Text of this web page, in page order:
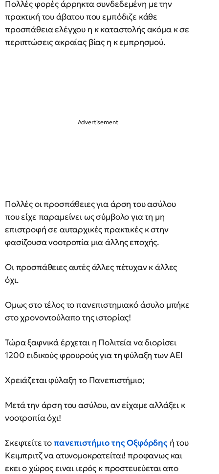
Πολλές φορές άρρηκτα συνδεδεμένη με την
πρακτική του άβατου που εμπόδιζε κάθε
προσπάθεια ελέγχου η κ καταστολής ακόμα κ σε
περιπτώσεις ακραίας βίας η κ εμπρησμού.
Πολλές οι προσπάθειες για άρση του ασύλου
που είχε παραμείνει ως σύμβολο για τη μη
επιστροφή σε αυταρχικές πρακτικές κ στην
φασίζουσα νοοτροπία μια άλλης εποχής.
Οι προσπάθειες αυτές άλλες πέτυχαν κ άλλες
όχι.
Ομως στο τέλος το πανεπιστημιακό άσυλο μπήκε
στο χρονοντούλαπο της ιστορίας!
Τώρα ξαφνικά έρχεται η Πολιτεία να διορίσει
1200 ειδικούς φρουρούς για τη φύλαξη των ΑΕΙ
Χρειάζεται φύλαξη το Πανεπιστήμιο;
Μετά την άρση του ασύλου, αν είχαμε αλλάξει κ
νοοτροπία όχι!
Σκεφτείτε τοπανεπιστήμιο της Οξφόρδηςή του
Κειμπριτζ να ατυνομοκρατείται! προφανως και
εκει ο χώρος ειναι ιερός κ προστευεύεται απο